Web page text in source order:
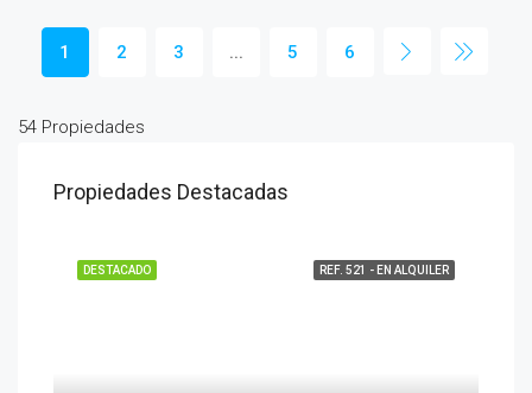
1 2 3 ... 5 6
54 Propiedades
Propiedades Destacadas
REF. 521 - EN ALQUILER
DESTACADO